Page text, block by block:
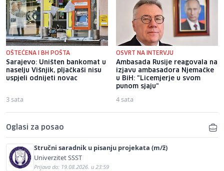
OŠTEĆENA I BH POŠTA
Sarajevo: Uništen bankomat u
naselju Višnjik, pljačkaši nisu
uspjeli odnijeti novac
3 sata
OSVRT NA INTERVJU
Ambasada Rusije reagovala na
izjavu ambasadora Njemačke
u BiH: "Licemjerje u svom
punom sjaju"
4 sata
Oglasi za posao
Stručni saradnik u pisanju projekata (m/ž)
Univerzitet SSST
Prijava do: 19.08.2026. u 23:59